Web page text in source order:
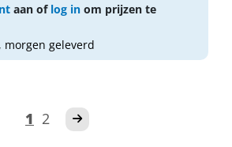
aan of log in om prijzen te
morgen geleverd
1 2